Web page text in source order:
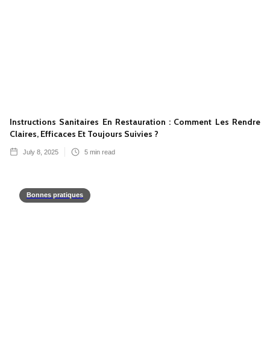
Instructions Sanitaires En Restauration : Comment Les Rendre
Claires, Efficaces Et Toujours Suivies ?
July 8, 2025 5 min read
Bonnes pratiques